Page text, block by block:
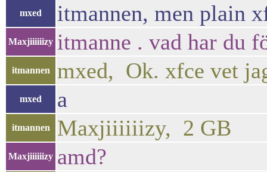
mxed itmannen, men plain
Maxjiiiiiizy itmanne . vad har du
itmannen mxed, Ok. xfce vet
mxed a
itmannen Maxjiiiiiizy, 2 GB
Maxjiiiiiizy amd?